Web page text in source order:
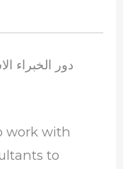
دور الخبراء
work with
to